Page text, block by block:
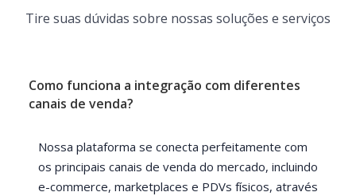
Tire suas dúvidas sobre nossas soluções e serviços
Como funciona a integração com diferentes
canais de venda?
Nossa plataforma se conecta perfeitamente com
os principais canais de venda do mercado, incluindo
e-commerce, marketplaces e PDVs físicos, através